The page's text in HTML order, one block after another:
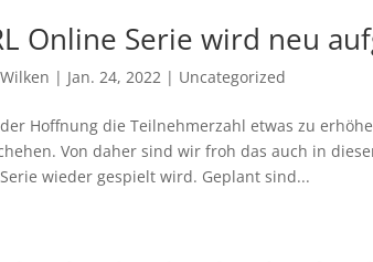
Online Serie wird neu
Wilken | Jan. 24, 2022 | Uncategorized
Hoffnung die Teilnehmerzahl etwas zu
Von daher sind wir froh das auch in
Serie wieder gespielt wird. Geplant sind...